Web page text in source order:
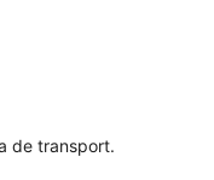
de transport.